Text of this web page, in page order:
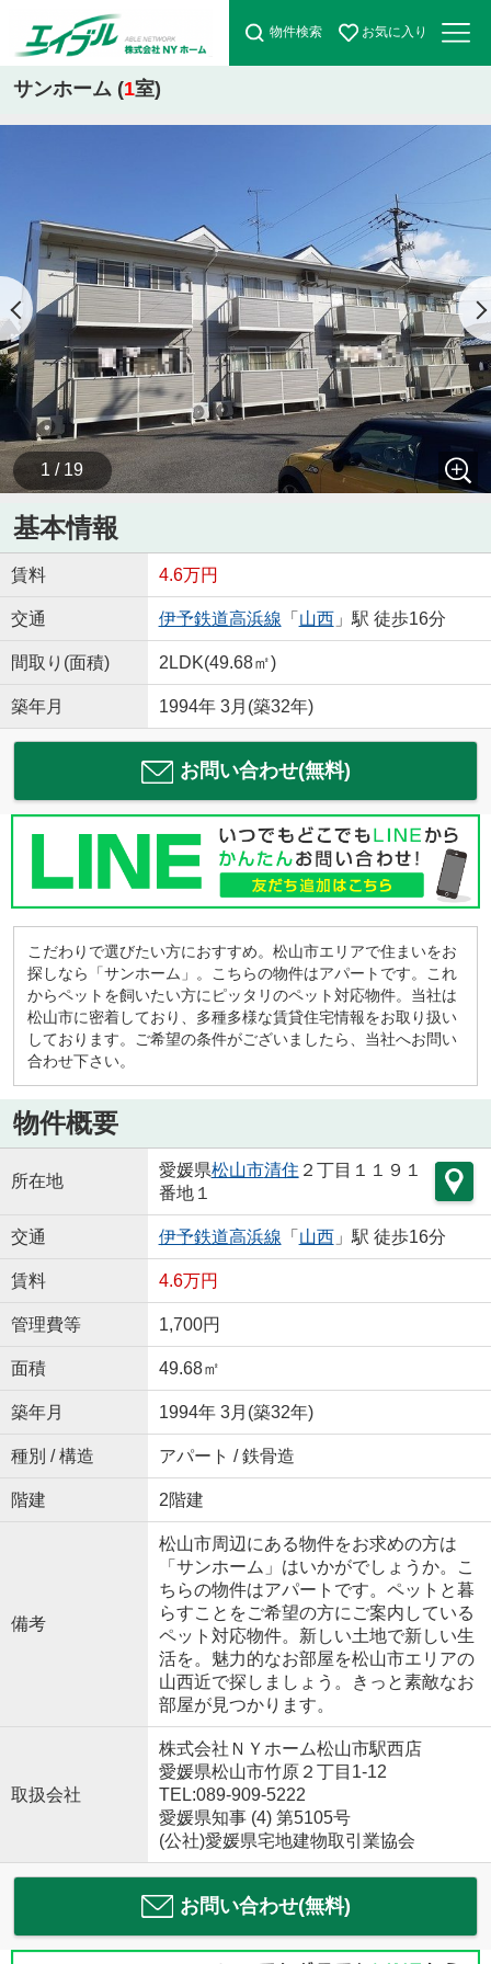
物件検索 お気に入り
サンホーム (1室)
1 / 19
基本情報
賃料 4.6万円
交通 伊予鉄道高浜線 「 山西」駅 徒歩16分
間取り(面積) 2LDK(49.68㎡)
築年月 1994年 3月(築32年)
お問い合わせ(無料)
こだわりで選びたい方におすすめ。松山市エリアで住まいをお
探しなら「サンホーム」。こちらの物件はアパートです。これ
からペットを飼いたい方にピッタリのペット対応物件。当社は
松山市に密着しており、多種多様な賃貸住宅情報をお取り扱い
しております。ご希望の条件がございましたら、当社へお問い
合わせ下さい。
物件概要
所在地
愛媛県松山市清住 ２丁目１１９１
番地１
交通 伊予鉄道高浜線 「 山西」駅 徒歩16分
賃料 4.6万円
管理費等 1,700円
面積 49.68㎡
築年月 1994年 3月(築32年)
種別 / 構造 アパート / 鉄骨造
階建 2階建
備考
松山市周辺にある物件をお求めの方は
「サンホーム」はいかがでしょうか。こ
ちらの物件はアパートです。ペットと暮
らすことをご希望の方にご案内している
ペット対応物件。新しい土地で新しい生
活を。魅力的なお部屋を松山市エリアの
山西近で探しましょう。きっと素敵なお
部屋が見つかります。
取扱会社
株式会社ＮＹホーム松山市駅西店
愛媛県松山市竹原２丁目1-12
TEL:089-909-5222
愛媛県知事 (4) 第5105号
(公社)愛媛県宅地建物取引業協会
お問い合わせ(無料)